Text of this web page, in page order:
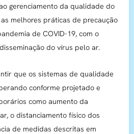
gerenciamento da qualidade do
melhores práticas de precaução
de COVID-19, com o
do vírus pelo ar.
que os sistemas de qualidade
conforme projetado e
como aumento da
o distanciamento físico dos
de medidas descritas em